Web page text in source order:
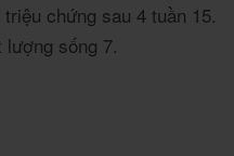
chứng sau 4 tuần 15.
lượng sống 7.